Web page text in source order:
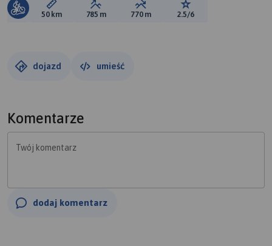
Długość trasy:
50 km Suma przewyższeń:
785 m Suma spadków:
770 m Ocena trasy:
2.5/6
dojazd umieść
Komentarze
Twój komentarz
dodaj komentarz